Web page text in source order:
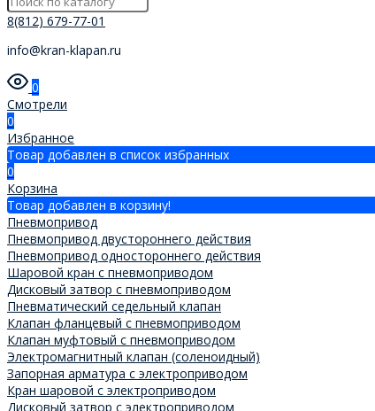
8(812) 679-77-01
info@kran-klapan.ru
0
Смотрели
0
Избранное
Товар добавлен в список избранных
0
Корзина
Товар добавлен в корзину!
Пневмопривод
Пневмопривод двустороннего действия
Пневмопривод одностороннего действия
Шаровой кран с пневмоприводом
Дисковый затвор с пневмоприводом
Пневматический седельный клапан
Клапан фланцевый с пневмоприводом
Клапан муфтовый с пневмоприводом
Электромагнитный клапан (соленоидный)
Запорная арматура с электроприводом
Кран шаровой с электроприводом
Дисковый затвор с электроприводом